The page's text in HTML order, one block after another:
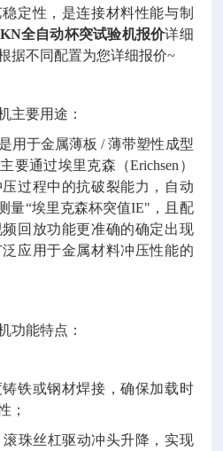
定性，是连接材料性能与制
全自动杯突试验机报价详细
据不同配置为您详细报价~
主要用途：
用于金属薄板 / 薄带塑性成型
要通过埃里克森（Erichsen）
过程中的抗破裂能力，自动
量“埃里克森杯突值IE"，且配
回放功能更准确的确定出现
应用于金属材料冲压性能的
功能特点：
铁或钢材焊接，确保加载时
；
珠丝杠驱动冲头升降，实现